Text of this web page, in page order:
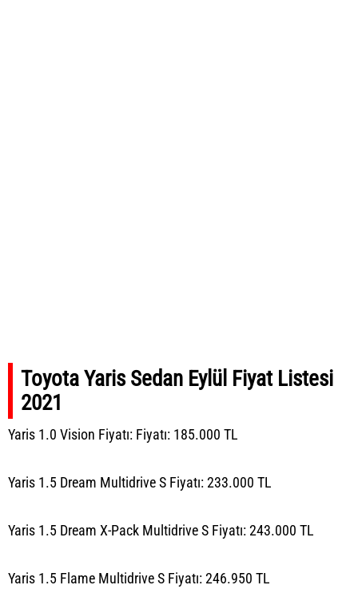
Toyota Yaris Sedan Eylül Fiyat Listesi
2021
Yaris 1.0 Vision Fiyatı: Fiyatı: 185.000 TL
Yaris 1.5 Dream Multidrive S Fiyatı: 233.000 TL
Yaris 1.5 Dream X-Pack Multidrive S Fiyatı: 243.000 TL
Yaris 1.5 Flame Multidrive S Fiyatı: 246.950 TL